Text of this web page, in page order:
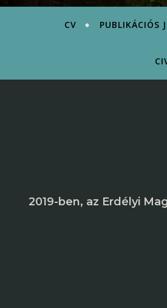
CV PUBLIKÁCIÓS
2019-ben, az Erdélyi